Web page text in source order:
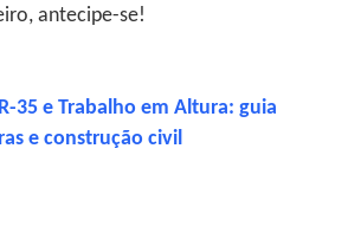
antecipe-se!
35 e Trabalho em Altura: guia
e construção civil